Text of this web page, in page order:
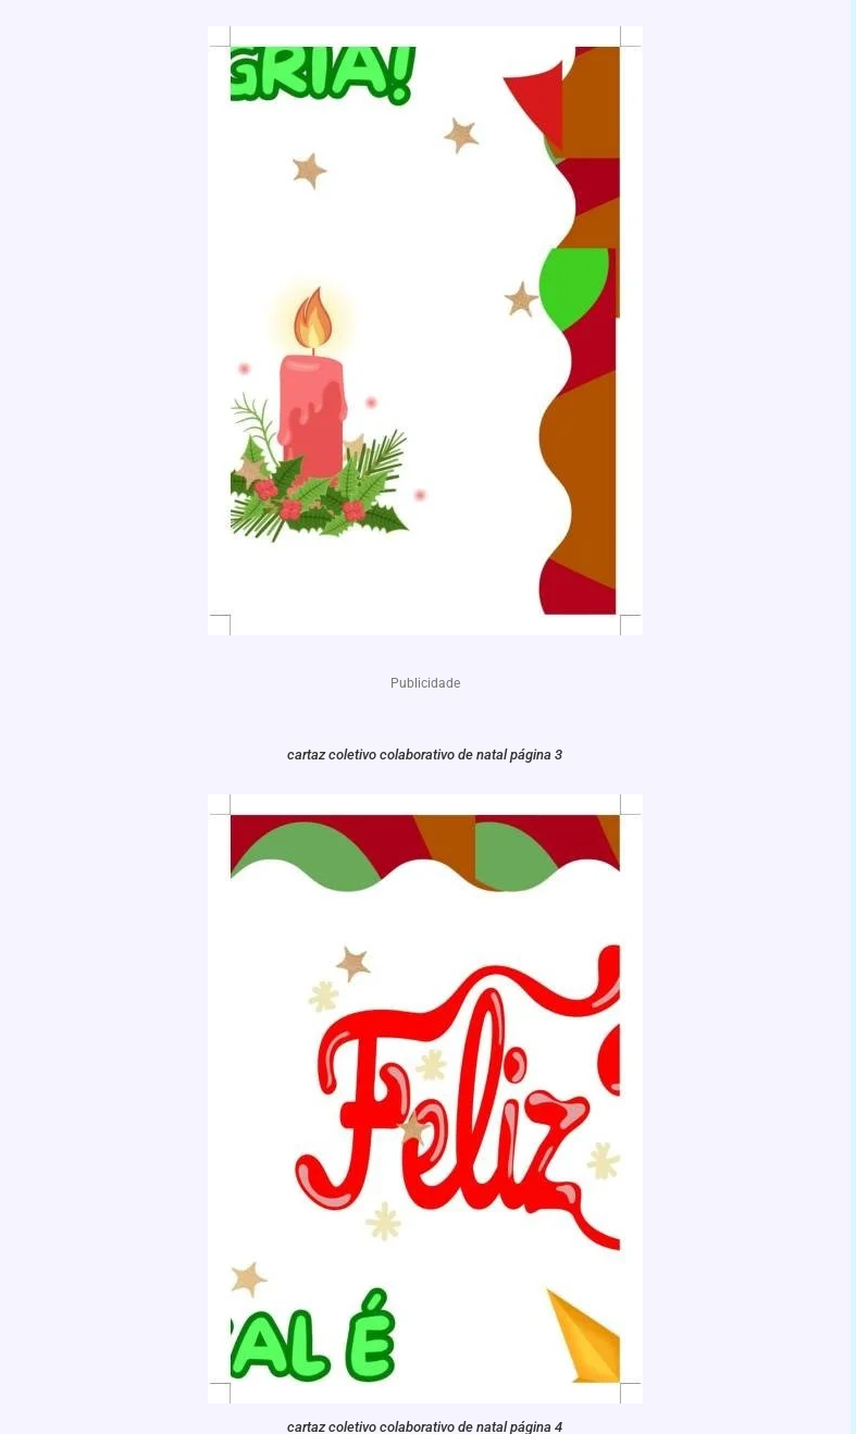
Publicidade
cartaz coletivo colaborativo de natal página 3
cartaz coletivo colaborativo de natal página 4